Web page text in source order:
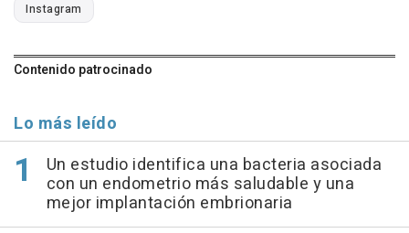
Instagram
Contenido patrocinado
Lo más leído
Un estudio identifica una bacteria asociada
con un endometrio más saludable y una
mejor implantación embrionaria